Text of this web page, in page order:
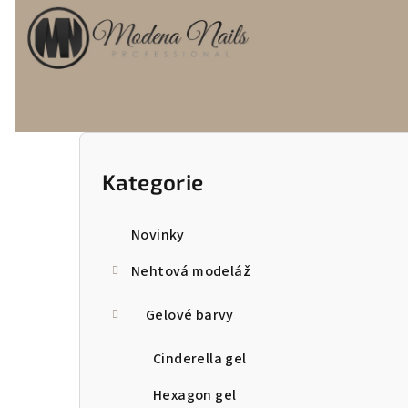
P
Přeskočit
kategorie
Kategorie
Novinky
Nehtová modeláž
Gelové barvy
Cinderella gel
Hexagon gel